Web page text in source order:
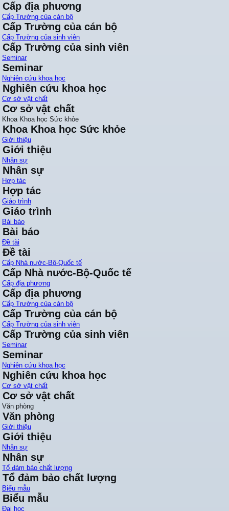
Cấp địa phương
Cấp Trường của cán bộ
Cấp Trường của cán bộ
Cấp Trường của sinh viên
Cấp Trường của sinh viên
Seminar
Seminar
Nghiên cứu khoa học
Nghiên cứu khoa học
Cơ sở vật chất
Cơ sở vật chất
Khoa Khoa học Sức khỏe
Khoa Khoa học Sức khỏe
Giới thiệu
Giới thiệu
Nhân sự
Nhân sự
Hợp tác
Hợp tác
Giáo trình
Giáo trình
Bài báo
Bài báo
Đề tài
Đề tài
Cấp Nhà nước-Bộ-Quốc tế
Cấp Nhà nước-Bộ-Quốc tế
Cấp địa phương
Cấp địa phương
Cấp Trường của cán bộ
Cấp Trường của cán bộ
Cấp Trường của sinh viên
Cấp Trường của sinh viên
Seminar
Seminar
Nghiên cứu khoa học
Nghiên cứu khoa học
Cơ sở vật chất
Cơ sở vật chất
Văn phòng
Văn phòng
Giới thiệu
Giới thiệu
Nhân sự
Nhân sự
Tổ đảm bảo chất lượng
Tổ đảm bảo chất lượng
Biểu mẫu
Biểu mẫu
Đại học